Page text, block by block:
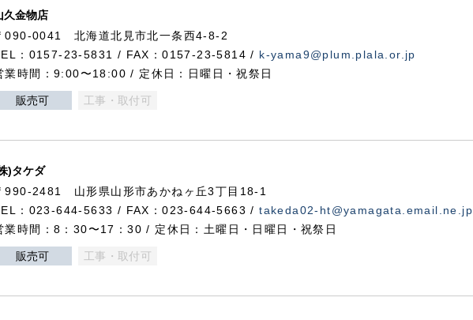
久金物店
090-0041 北海道北見市北一条西4-8-2
：0157-23-5831 / FAX：0157-23-5814 / k-yama9@plum.plala.or.jp
業時間：9:00〜18:00 / 定休日：日曜日・祝祭日
販売可 工事・取付可
)タケダ
990-2481 山形県山形市あかねヶ丘3丁目18-1
：023-644-5633 / FAX：023-644-5663 /takeda02-ht@yamagata.email.ne.jp
業時間：8：30〜17：30 / 定休日：土曜日・日曜日・祝祭日
販売可 工事・取付可